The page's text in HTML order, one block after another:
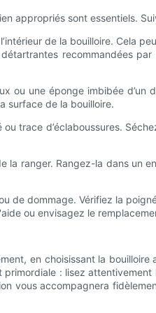
appropriés sont essentiels.
de la bouilloire. Cela
recommandées
ou une éponge imbibée
surface de la bouilloire.
trace d’éclaboussures.
la ranger. Rangez-la dans un
de dommage. Vérifiez la
ou envisagez le
en choisissant la
: lisez
vous accompagnera